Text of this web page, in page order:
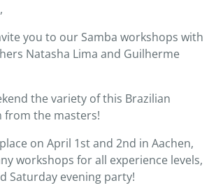
you to our Samba workshops with
Natasha Lima and Guilherme
the variety of this Brazilian
from the masters!
on April 1st and 2nd in Aachen,
workshops for all experience levels,
Saturday evening party!